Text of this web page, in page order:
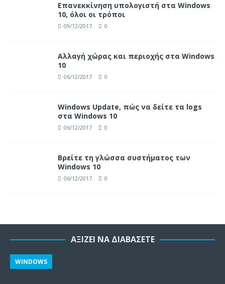
Επανεκκίνηση υπολογιστή στα Windows
10, όλοι οι τρόποι
09/12/2017 0
Αλλαγή χώρας και περιοχής στα Windows
10
06/12/2017 0
Windows Update, πώς να δείτε τα logs
στα Windows 10
06/12/2017 0
Βρείτε τη γλώσσα συστήματος των
Windows 10
06/12/2017 0
ΑΞΊΖΕΙ ΝΑ ΔΙΑΒΆΣΕΤΕ
WINDOWS